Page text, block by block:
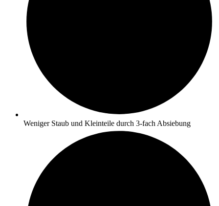
Weniger Staub und Kleinteile durch 3-fach Absiebung